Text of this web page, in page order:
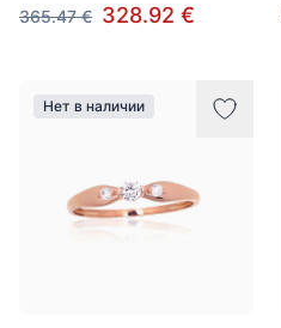
365.47 € 328.92 €
Нет в наличии